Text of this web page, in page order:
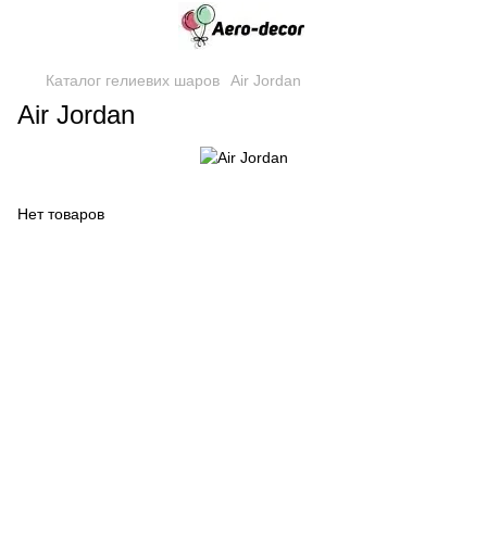
Каталог гелиевих шаров Air Jordan
Air Jordan
Нет товаров